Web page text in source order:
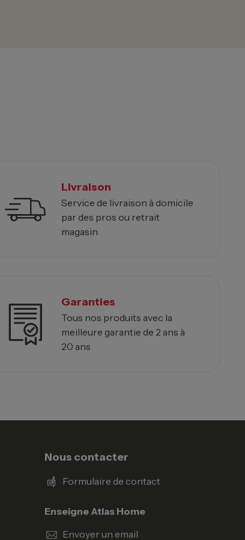
Livraison
Service de livraison à domicile
par des pros ou retrait
magasin
Garanties
Tous nos produits avec la
meilleure garantie de 2 ans à
20 ans
Nous contacter
Formulaire de contact
Enseigne Atlas Home
Envoyer un email